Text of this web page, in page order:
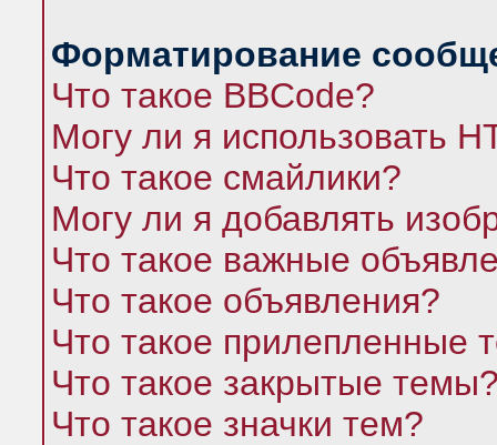
Форматирование
Что такое BBCode?
Могу ли я использовать
Что такое смайлики?
Могу ли я добавлять
Что такое важные
Что такое объявления?
Что такое прилепленные
Что такое закрытые
Что такое значки тем?